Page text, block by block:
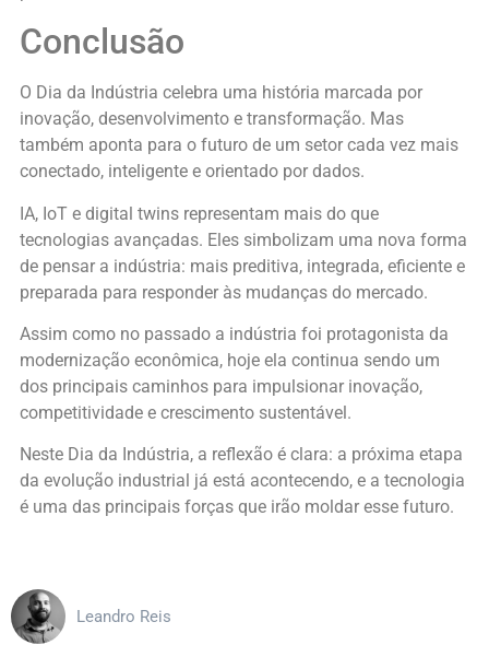
Conclusão
O Dia da Indústria celebra uma história marcada por
inovação, desenvolvimento e transformação. Mas
também aponta para o futuro de um setor cada vez mais
conectado, inteligente e orientado por dados.
IA, IoT e digital twins representam mais do que
tecnologias avançadas. Eles simbolizam uma nova forma
de pensar a indústria: mais preditiva, integrada, eficiente e
preparada para responder às mudanças do mercado.
Assim como no passado a indústria foi protagonista da
modernização econômica, hoje ela continua sendo um
dos principais caminhos para impulsionar inovação,
competitividade e crescimento sustentável.
Neste Dia da Indústria, a reflexão é clara: a próxima etapa
da evolução industrial já está acontecendo, e a tecnologia
é uma das principais forças que irão moldar esse futuro.
Leandro Reis